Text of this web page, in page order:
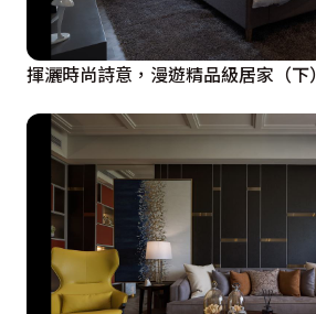
揮灑時尚詩意，漫遊精品級居家（下）